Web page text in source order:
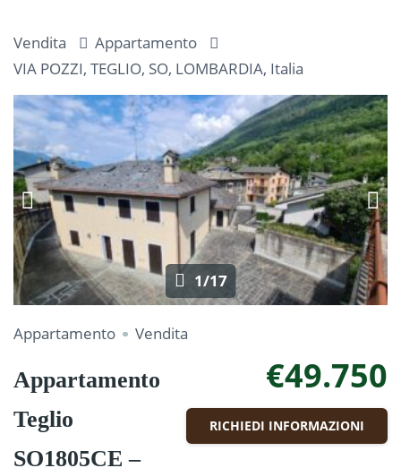
Vendita
Appartamento
VIA POZZI, TEGLIO, SO, LOMBARDIA, Italia
1/17
Appartamento Vendita
Appartamento
Teglio
SO1805CE –
€49.750
RICHIEDI INFORMAZIONI